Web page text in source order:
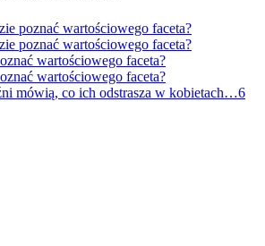
poznać wartościowego faceta?
poznać wartościowego faceta?
wartościowego faceta?
wartościowego faceta?
mówią, co ich odstrasza w kobietach…6